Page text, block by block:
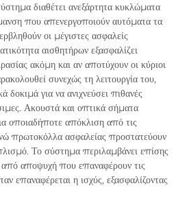
διαθέτει ανεξάρτητα κυκλώματα
που απενεργοποιούν αυτόματα τα
οι μέγιστες ασφαλείς
αισθητήρων εξασφαλίζει
ακόμη και αν αποτύχουν οι κύριοι
συνεχώς τη λειτουργία του,
δοκιμά για να ανιχνεύσει πιθανές
Ακουστά και οπτικά σήματα
οποιαδήποτε απόκλιση από τις
πρωτοκόλλα ασφαλείας προστατεύουν
Το σύστημα περιλαμβάνει επίσης
από αποψυχή που επαναφέρουν τις
επαναφέρεται η ισχύς, εξασφαλίζοντας